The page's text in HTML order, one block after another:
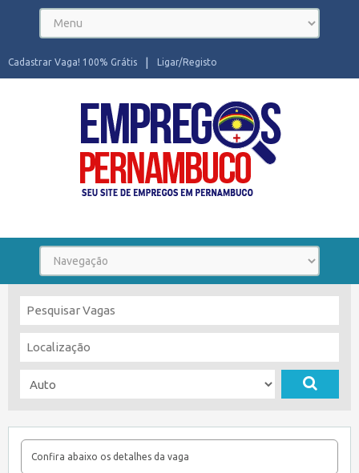
Ligar/Registo
Cadastrar Vaga! 100% Grátis
Confira abaixo os detalhes da vaga